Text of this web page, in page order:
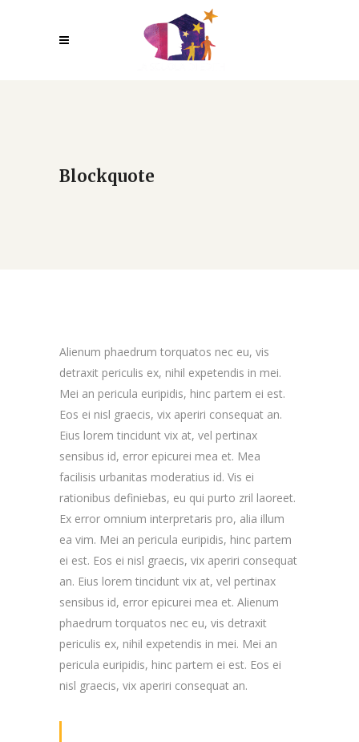
Blockquote
Alienum phaedrum torquatos nec eu, vis
detraxit periculis ex, nihil expetendis in mei.
Mei an pericula euripidis, hinc partem ei est.
Eos ei nisl graecis, vix aperiri consequat an.
Eius lorem tincidunt vix at, vel pertinax
sensibus id, error epicurei mea et. Mea
facilisis urbanitas moderatius id. Vis ei
rationibus definiebas, eu qui purto zril laoreet.
Ex error omnium interpretaris pro, alia illum
ea vim. Mei an pericula euripidis, hinc partem
ei est. Eos ei nisl graecis, vix aperiri consequat
an. Eius lorem tincidunt vix at, vel pertinax
sensibus id, error epicurei mea et. Alienum
phaedrum torquatos nec eu, vis detraxit
periculis ex, nihil expetendis in mei. Mei an
pericula euripidis, hinc partem ei est. Eos ei
nisl graecis, vix aperiri consequat an.